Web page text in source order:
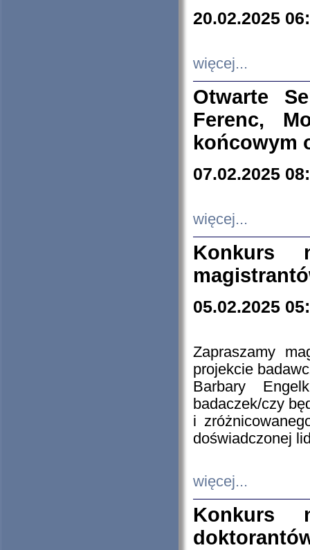
20.02.2025
więcej...
Otwarte
Ferenc,
końcowym
07.02.2025
więcej...
Konkurs
05.02.2025
Zapraszamy
projekcie
Barbary
badaczek/czy
i
doświadczonej
więcej...
Konkurs